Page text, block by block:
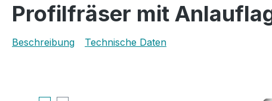
Profilfräser mit
Beschreibung Technische Daten